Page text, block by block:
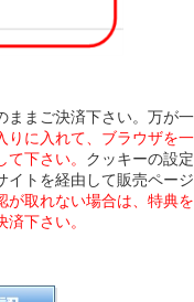
まご決済下さい。万が一
りに入れて、ブラウザを一
下さい。 クッキーの設定
イトを経由して販売ページ
が取れない場合は、特典を
下さい。